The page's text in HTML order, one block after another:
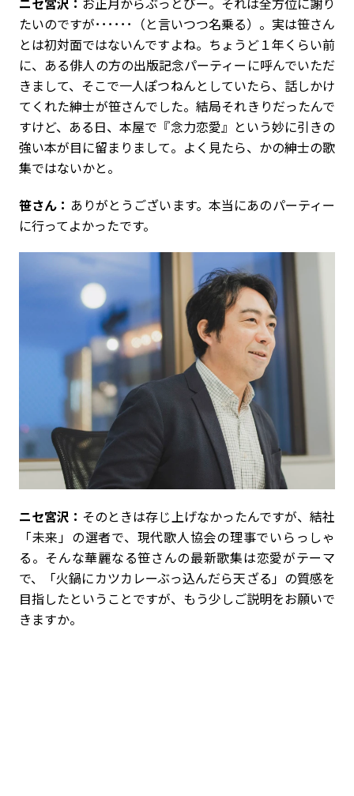
たいのですが･･････（と言いつつ名乗る）。実は笹さん
とは初対面ではないんですよね。ちょうど１年くらい前
に、ある俳人の方の出版記念パーティーに呼んでいただ
きまして、そこで一人ぽつねんとしていたら、話しかけ
てくれた紳士が笹さんでした。結局それきりだったんで
すけど、ある日、本屋で『念力恋愛』という妙に引きの
強い本が目に留まりまして。よく見たら、かの紳士の歌
集ではないかと。
笹さん： ありがとうございます。本当にあのパーティー
に行ってよかったです。
ニセ宮沢： そのときは存じ上げなかったんですが、結社
「未来」の選者で、現代歌人協会の理事でいらっしゃ
る。そんな華麗なる笹さんの最新歌集は恋愛がテーマ
で、「火鍋にカツカレーぶっ込んだら天ざる」の質感を
目指したということですが、もう少しご説明をお願いで
きますか。